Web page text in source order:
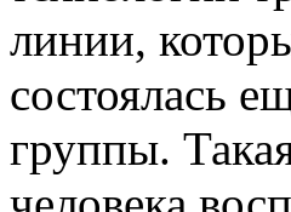
линии,
состоялась
группы.